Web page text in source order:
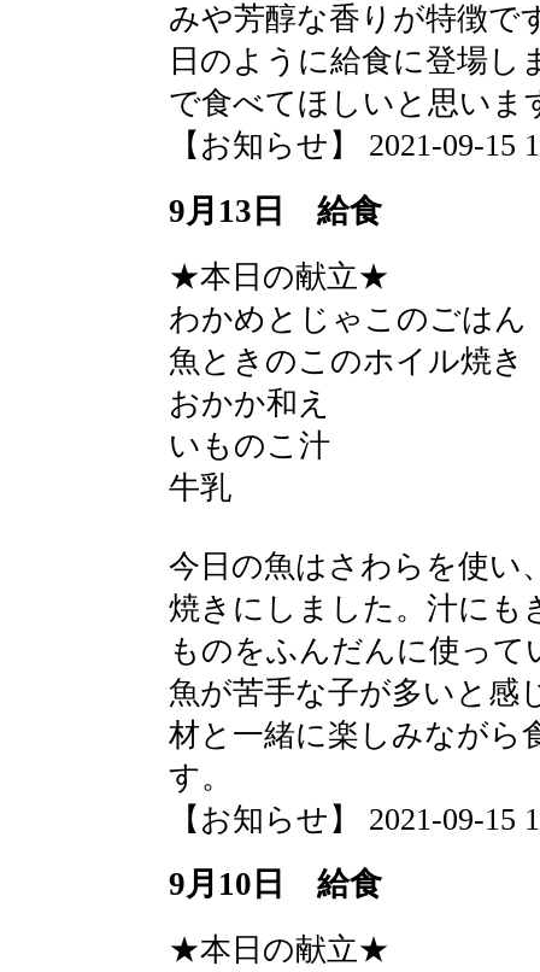
みや芳醇な香りが特徴で
日のように給食に登場し
で食べてほしいと思いま
【お知らせ】 2021-09-15
9月13日 給食
★本日の献立★
わかめとじゃこのごはん
魚ときのこのホイル焼き
おかか和え
いものこ汁
牛乳
今日の魚はさわらを使い
焼きにしました。汁にも
ものをふんだんに使って
魚が苦手な子が多いと感
材と一緒に楽しみながら
す。
【お知らせ】 2021-09-15
9月10日 給食
★本日の献立★